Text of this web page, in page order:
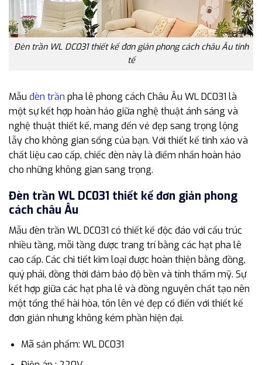
Đèn trần WL DC031 thiết kế đơn giản phong cách châu Âu tinh
tế
Mẫu đèn trần pha lê phong cách Châu Âu WL DC031 là
một sự kết hợp hoàn hảo giữa nghệ thuật ánh sáng và
nghệ thuật thiết kế, mang đến vẻ đẹp sang trọng lộng
lẫy cho không gian sống của bạn. Với thiết kế tinh xảo và
chất liệu cao cấp, chiếc đèn này là điểm nhấn hoàn hảo
cho những không gian sang trọng.
Đèn trần WL DC031 thiết kế đơn giản phong
cách châu Âu
Mẫu đèn trần WL DC031 có thiết kế độc đáo với cấu trúc
nhiều tầng, mỗi tầng được trang trí bằng các hạt pha lê
cao cấp. Các chi tiết kim loại được hoàn thiện bằng đồng,
quý phái, đồng thời đảm bảo độ bền và tính thẩm mỹ. Sự
kết hợp giữa các hạt pha lê và đồng nguyên chất tạo nên
một tổng thể hài hòa, tôn lên vẻ đẹp cổ điển với thiết kế
đơn giản nhưng không kém phần hiện đại.
Mã sản phẩm: WL DC031